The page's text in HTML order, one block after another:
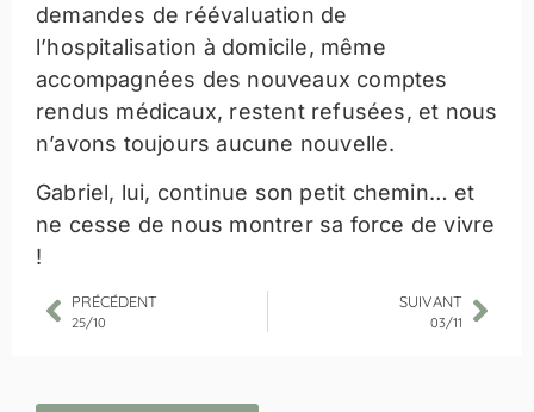
demandes de réévaluation de
l’hospitalisation à domicile, même
accompagnées des nouveaux comptes
rendus médicaux, restent refusées, et nous
n’avons toujours aucune nouvelle.
Gabriel, lui, continue son petit chemin… et
ne cesse de nous montrer sa force de vivre
!
PRÉCÉDENT
25/10
SUIVANT
03/11